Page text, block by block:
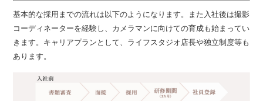
基本的な採用までの流れは以下のようになります。また入社後は撮影
コーディネーターを経験し、カメラマンに向けての育成も始まってい
きます。キャリアプランとして、ライフスタジオ店長や独立制度等も
あります。